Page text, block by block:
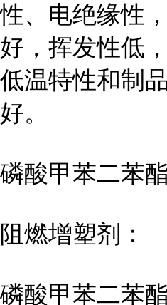
性、电绝缘性
好，挥发性低
低温特性和制
好。
磷酸甲苯二苯
阻燃增塑剂：
磷酸甲苯二苯